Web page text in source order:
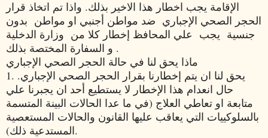
الإقامة يجب اخطار هذا الاخير بذلك. واذا تم اتخاذ قرار
الحجر الصحي الإجباري ضد مواطن أجنبي او مواطن بدون
جنسية يجب علي المحافظ إخطار كلا من وزارة الدخلية
و السفارة المختصة بذلك .
ماذا يحق لنا في حالة الحجر الصحي الإجباري
1. يحق لنا ان يتم إخطارنا بقرار الحجر الصحي الإجباري.
حال انعدام هذا الإخطار لا يستطيع أحد ان يجبرنا علي
متابعة او تعاطي العلاج (في ما عدا الحالات البينة المتسمة
بالسلوكييات التي يعاقب عليها القانون والحالات المستعصية
المستدعية ذلك).